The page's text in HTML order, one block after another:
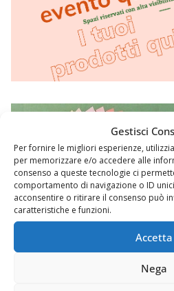
Gestisci
Per fornire le migliori esperienze,
per memorizzare e/o accedere alle
consenso a queste tecnologie ci
comportamento di navigazione o ID
acconsentire o ritirare il consenso può
caratteristiche e funzioni.
Accetta
Nega